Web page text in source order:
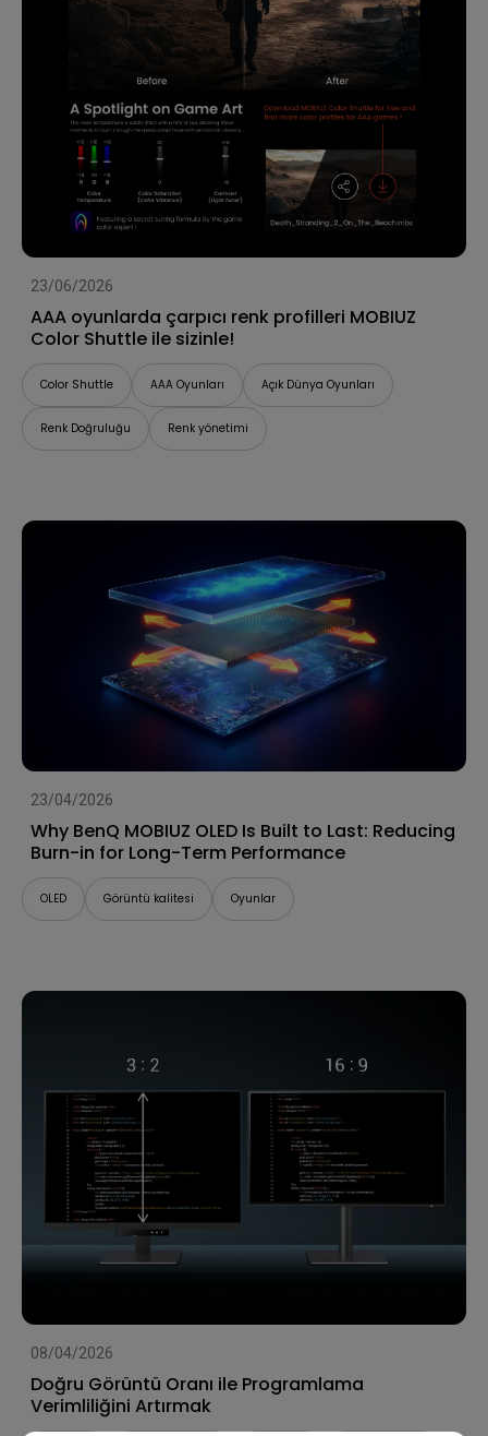
23/06/2026
AAA oyunlarda çarpıcı renk profilleri MOBIUZ
Color Shuttle ile sizinle!
Color Shuttle AAA Oyunları Açık Dünya Oyunları
Renk Doğruluğu Renk yönetimi
23/04/2026
Why BenQ MOBIUZ OLED Is Built to Last: Reducing
Burn-in for Long-Term Performance
OLED Görüntü kalitesi Oyunlar
08/04/2026
Doğru Görüntü Oranı ile Programlama
Verimliliğini Artırmak